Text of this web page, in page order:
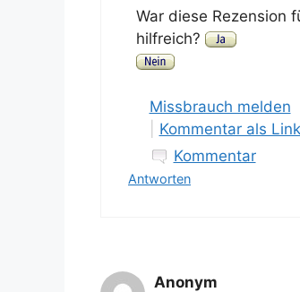
War diese Rezension
hilfreich?
Missbrauch melden
Kommentar als Link
Kommentar
Antworten
Anonym